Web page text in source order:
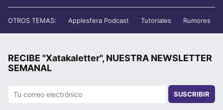
OTROS TEMAS: Applesfera Podcast Tutoriales Rumores
RECIBE "Xatakaletter", NUESTRA NEWSLETTER
SEMANAL
SUSCRIBIR